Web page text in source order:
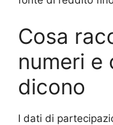
Cosa
numeri e
dicono
I dati di